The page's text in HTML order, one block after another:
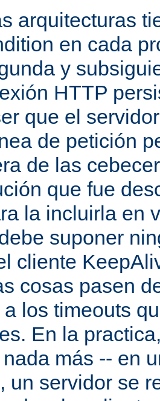
arquitecturas
en cada
y
HTTP
que el
de petición
de las
que fue
la incluirla en
suponer
cliente
cosas pasen
los timeouts
En la
más -- en
un servidor se